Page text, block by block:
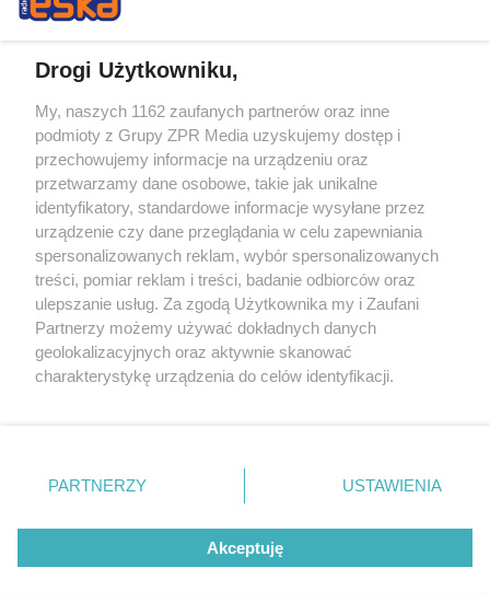
Żaden utwór zamieszczony w serwisie nie może być powielany i
rozpowszechniany lub dalej rozpowszechniany w jakikolwiek sposób (w
tym także elektroniczny lub mechaniczny) na jakimkolwiek polu
eksploatacji w jakiejkolwiek formie, włącznie z umieszczaniem w
Internecie bez pisemnej zgody właściciela praw. Jakiekolwiek użycie lub
wykorzystanie utworów w całości lub w części z naruszeniem prawa,
tzn. bez właściwej zgody, jest zabronione pod groźbą kary i może być
ścigane prawnie.
© 2026 Grupa ZPR Media
Drogi Użytkowniku,
My, naszych 1162 zaufanych partnerów oraz inne
podmioty z Grupy ZPR Media uzyskujemy dostęp i
przechowujemy informacje na urządzeniu oraz
przetwarzamy dane osobowe, takie jak unikalne
identyfikatory, standardowe informacje wysyłane przez
urządzenie czy dane przeglądania w celu zapewniania
spersonalizowanych reklam, wybór spersonalizowanych
treści, pomiar reklam i treści, badanie odbiorców oraz
ulepszanie usług. Za zgodą Użytkownika my i Zaufani
Partnerzy możemy używać dokładnych danych
geolokalizacyjnych oraz aktywnie skanować
charakterystykę urządzenia do celów identyfikacji.
zmienić/wycofać klikając przycisk ustawień prywatności
znajdujący się w lewym dolnym rogu strony
rodzaje przetwarzania danych nie wymagają zgody
użytkownika, ale masz prawo sprzeciwić się takiemu
przetwarzaniu. Preferencje będą miały zastosowanie tylko
PARTNERZY USTAWIENIA
Akceptuję